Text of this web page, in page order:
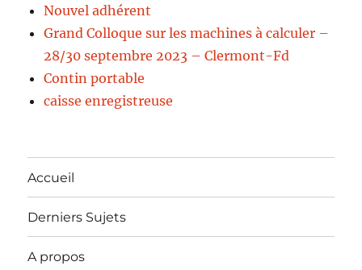
Nouvel adhérent
Grand Colloque sur les machines à calculer –
28/30 septembre 2023 – Clermont-Fd
Contin portable
caisse enregistreuse
Accueil
Derniers Sujets
A propos